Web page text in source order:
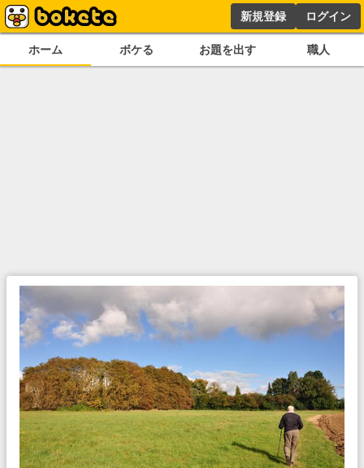
新規登録 ログイン
ホーム ボケる お題を出す 職人